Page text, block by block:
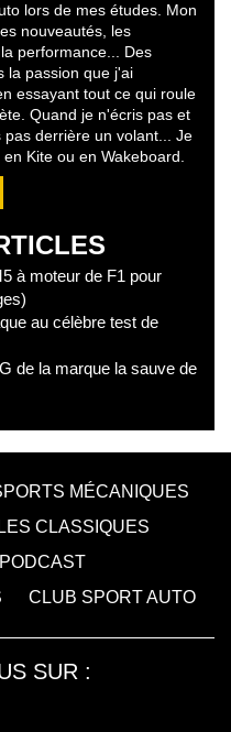
lors de mes études. Mon
nouveautés, les
performance... Des
la passion que j'ai
essayant tout ce qui roule
Quand je n'écris pas et
pas derrière un volant... Je
Kite ou en Wakeboard.
à moteur de F1 pour
au célèbre test de
de la marque la sauve de
MÉCANIQUES
LES CLASSIQUES
PODCAST
CLUB SPORT AUTO
SUR :